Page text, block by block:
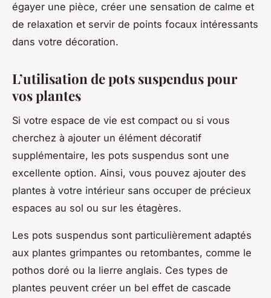
égayer une pièce, créer une sensation de calme et
de relaxation et servir de points focaux intéressants
dans votre décoration.
L’utilisation de pots suspendus pour
vos plantes
Si votre espace de vie est compact ou si vous
cherchez à ajouter un élément décoratif
supplémentaire, les pots suspendus sont une
excellente option. Ainsi, vous pouvez ajouter des
plantes à votre intérieur sans occuper de précieux
espaces au sol ou sur les étagères.
Les pots suspendus sont particulièrement adaptés
aux plantes grimpantes ou retombantes, comme le
pothos doré ou la lierre anglais. Ces types de
plantes peuvent créer un bel effet de cascade